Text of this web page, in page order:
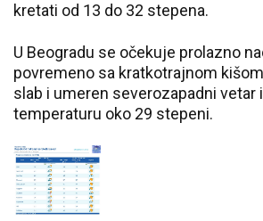
kretati od 13 do 32 stepena.
U Beogradu se očekuje prolazno
povremeno sa kratkotrajnom
slab i umeren severozapadni vetar
temperaturu oko 29 stepeni.